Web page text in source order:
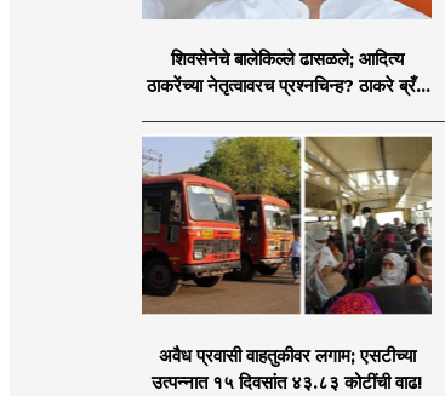
शिवसेनेचे बालेकिल्ले ढासळले; आदित्य
ठाकरेंच्या नेतृत्वावरच प्रश्नचिन्ह? ठाकरे ब्रँड
अवैध प्रवासी वाहतुकीवर लगाम; एसटीच्या
उत्पन्नात १५ दिवसांत ४३.८३ कोटींची वाढ!